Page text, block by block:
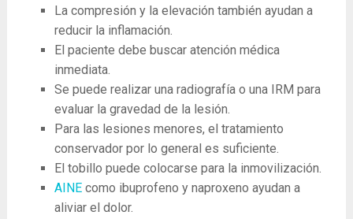
La ​​compresión y la elevación también ayudan a
reducir la inflamación.
El paciente debe buscar atención médica
inmediata.
Se puede realizar una radiografía o una IRM para
evaluar la gravedad de la lesión.
Para las lesiones menores, el tratamiento
conservador por lo general es suficiente.
El tobillo puede colocarse para la inmovilización.
AINE como ibuprofeno y naproxeno ayudan a
aliviar el dolor.